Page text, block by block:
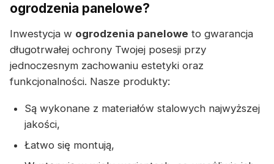
ogrodzenia panelowe?
Inwestycja w ogrodzenia panelowe to gwarancja
długotrwałej ochrony Twojej posesji przy
jednoczesnym zachowaniu estetyki oraz
funkcjonalności. Nasze produkty:
Są wykonane z materiałów stalowych najwyższej
jakości,
Łatwo się montują,